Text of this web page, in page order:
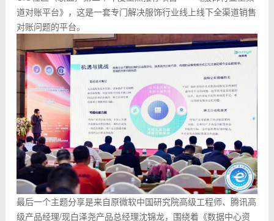
道对账平台》，这是一套专门解决服饰行业线上线下全渠道销售
对账问题的平台。
最后一个主题分享是来自原微软中国研究院高级工程师、腾讯高
级产品经理/现白泽尧产品总经理沈锦龙，围绕着《数据中心资